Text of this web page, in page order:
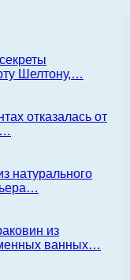
Шелтону,…
отказалась от
натурального
из
ванных…